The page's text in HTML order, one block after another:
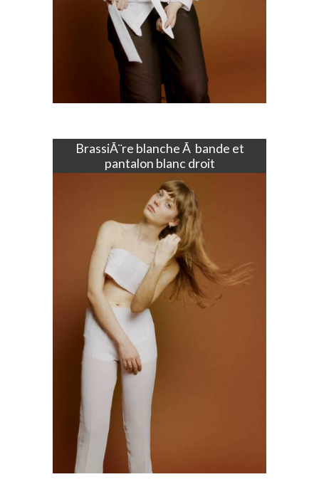
BrassiÃ¨re blanche Ã bande et
pantalon blanc droit